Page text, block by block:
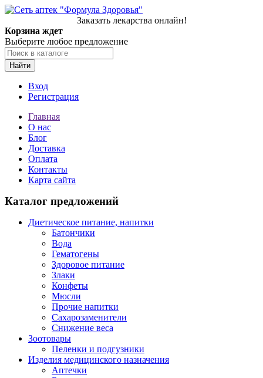
Заказать лекарства онлайн!
Корзина ждет
Выберите любое предложение
Найти
Вход
Регистрация
Главная
О нас
Блог
Доставка
Оплата
Контакты
Карта сайта
Каталог предложений
Диетическое питание, напитки
Батончики
Вода
Гематогены
Здоровое питание
Злаки
Конфеты
Мюсли
Прочие напитки
Сахарозаменители
Снижение веса
Зоотовары
Пеленки и подгузники
Изделия медицинского назначения
Аптечки